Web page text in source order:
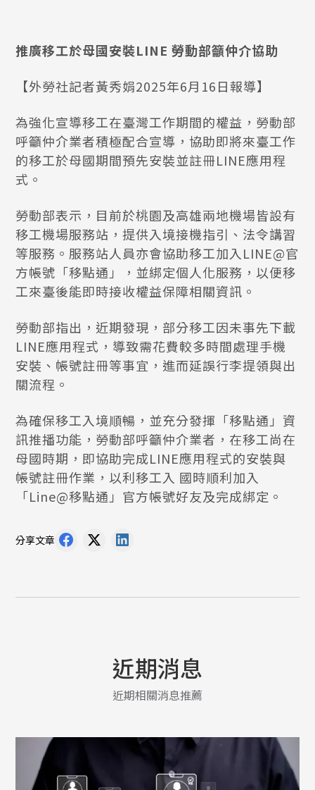
推廣移工於母國安裝LINE 勞動部籲仲介協助
【外勞社記者黃秀娟2025年6月16日報導】
為強化宣導移工在臺灣工作期間的權益，勞動部
呼籲仲介業者積極配合宣導，協助即將來臺工作
的移工於母國期間預先安裝並註冊LINE應用程
式。
勞動部表示，目前於桃園及高雄兩地機場皆設有
移工機場服務站，提供入境接機指引、法令講習
等服務。服務站人員亦會協助移工加入LINE@官
方帳號「移點通」，並綁定個人化服務，以便移
工來臺後能即時接收權益保障相關資訊。
勞動部指出，近期發現，部分移工因未事先下載
LINE應用程式，導致需花費較多時間處理手機
安裝、帳號註冊等事宜，進而延誤行李提領與出
關流程。
為確保移工入境順暢，並充分發揮「移點通」資
訊推播功能，勞動部呼籲仲介業者，在移工尚在
母國時期，即協助完成LINE應用程式的安裝與
帳號註冊作業，以利移工入 國時順利加入
「Line@移點通」官方帳號好友及完成綁定。
分享文章
近期消息
近期相關消息推薦